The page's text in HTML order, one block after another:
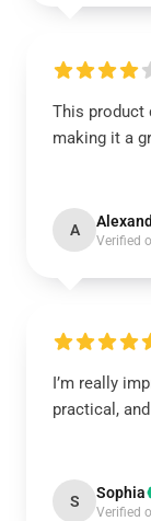
This product
making it a
A
Verified
I’m really
practical,
S Sophia
Verified